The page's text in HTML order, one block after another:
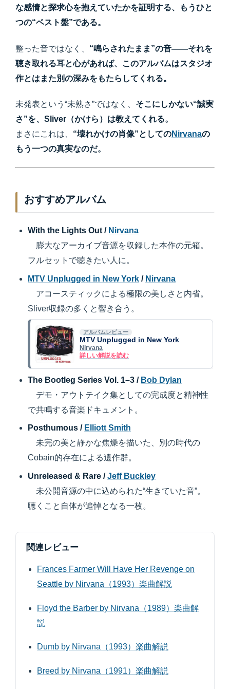
な感情と探求心を抱えていたかを証明する、もうひと
つの“ベスト盤”である。
整った音ではなく、 “鳴らされたまま”の音——それを
聴き取れる耳と心があれば、このアルバムはスタジオ
作とはまた別の深みをもたらしてくれる。
未発表という“未熟さ”ではなく、 そこにしかない“誠実
さ”を、Sliver（かけら）は教えてくれる。
まさにこれは、 “壊れかけの肖像”としてのNirvanaの
もう一つの真実なのだ。
おすすめアルバム
With the Lights Out / Nirvana
膨大なアーカイブ音源を収録した本作の元箱。
フルセットで聴きたい人に。
MTV Unplugged in New York / Nirvana
アコースティックによる極限の美しさと内省。
Sliver収録の多くと響き合う。
アルバムレビュー
MTV Unplugged in New York
Nirvana
詳しい解説を読む
The Bootleg Series Vol. 1–3 / Bob Dylan
デモ・アウトテイク集としての完成度と精神性
で共鳴する音楽ドキュメント。
Posthumous / Elliott Smith
未完の美と静かな焦燥を描いた、別の時代の
Cobain的存在による遺作群。
Unreleased & Rare /Jeff Buckley
未公開音源の中に込められた“生きていた音”。
聴くこと自体が追悼となる一枚。
関連レビュー
Frances Farmer Will Have Her Revenge on
Seattle by Nirvana（1993）楽曲解説
Floyd the Barber by Nirvana（1989）楽曲解
説
Dumb by Nirvana（1993）楽曲解説
Breed by Nirvana（1991）楽曲解説